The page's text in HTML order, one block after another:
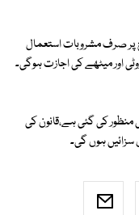
پر صرف مشروبات استعمال
اور میٹھے کی اجازت ہوگی۔
منظور کی گئی ہے،قانون کی